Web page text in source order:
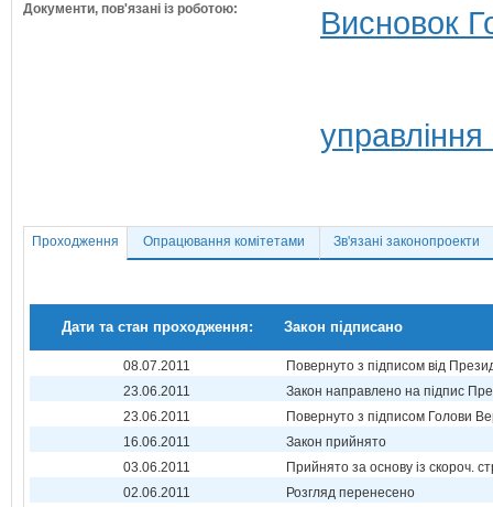
Документи, пов'язані із роботою: Висновок
Проходження Опрацювання комітетами Зв'язані законопроекти
Дати та стан проходження: Закон підписано
08.07.2011
Повернуто з підписом від
23.06.2011
Закон направлено на підпис
23.06.2011
Повернуто з підписом Голови
16.06.2011
Закон прийнято
03.06.2011
Прийнято за основу із скороч.
02.06.2011
Розгляд перенесено